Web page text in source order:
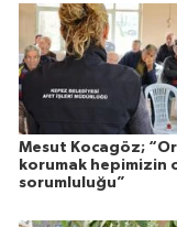
Mesut Kocagöz;
korumak hepimizin
sorumluluğu”